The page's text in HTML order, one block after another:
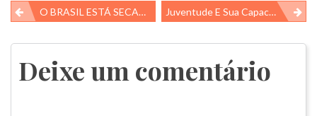
Navegação
de
Post
O BRASIL ESTÁ SECANDO… Juventude E Sua Capacidade De Inovar!
Deixe um comentário